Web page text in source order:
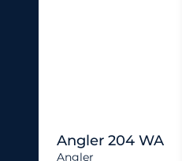
Angler 204 WA
Angler